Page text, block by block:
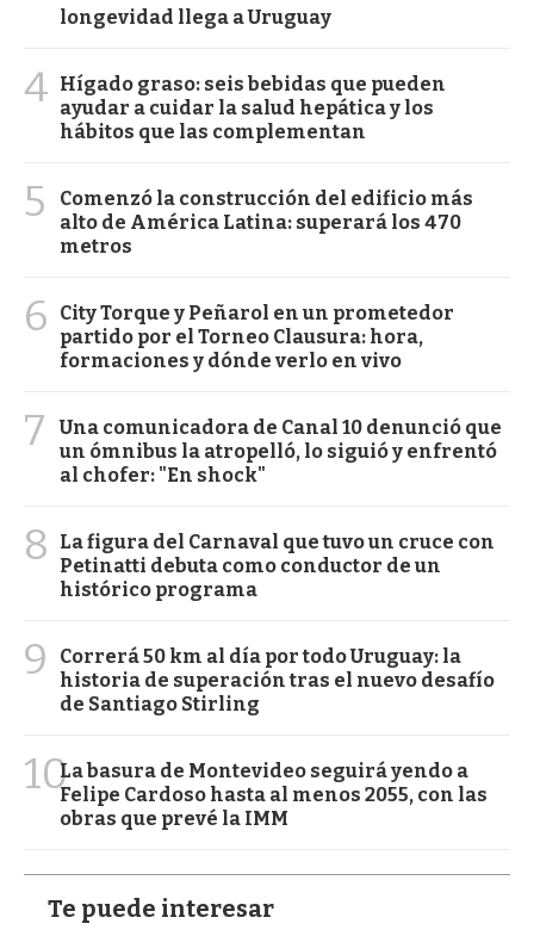
longevidad llega a Uruguay
4 Hígado graso: seis bebidas que pueden
ayudar a cuidar la salud hepática y los
hábitos que las complementan
5
Comenzó la construcción del edificio más
alto de América Latina: superará los 470
metros
6
City Torque y Peñarol en un prometedor
partido por el Torneo Clausura: hora,
formaciones y dónde verlo en vivo
7
Una comunicadora de Canal 10 denunció que
un ómnibus la atropelló, lo siguió y enfrentó
al chofer: "En shock"
8
La figura del Carnaval que tuvo un cruce con
Petinatti debuta como conductor de un
histórico programa
9
Correrá 50 km al día por todo Uruguay: la
historia de superación tras el nuevo desafío
de Santiago Stirling
10La basura de Montevideo seguirá yendo a
Felipe Cardoso hasta al menos 2055, con las
obras que prevé la IMM
Te puede interesar